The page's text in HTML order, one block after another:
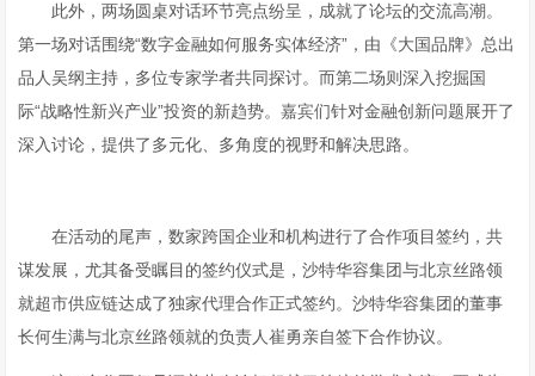
此外，两场圆桌对话环节亮点纷呈，成就了论坛的交流高潮。
第一场对话围绕“数字金融如何服务实体经济”，由《大国品牌》总出
品人吴纲主持，多位专家学者共同探讨。而第二场则深入挖掘国
际“战略性新兴产业”投资的新趋势。嘉宾们针对金融创新问题展开了
深入讨论，提供了多元化、多角度的视野和解决思路。
在活动的尾声，数家跨国企业和机构进行了合作项目签约，共
谋发展，尤其备受瞩目的签约仪式是，沙特华容集团与北京丝路领
就超市供应链达成了独家代理合作正式签约。沙特华容集团的董事
长何生满与北京丝路领就的负责人崔勇亲自签下合作协议。